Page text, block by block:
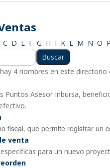
C D E F G H I K L M N O P
4 nombres en este directorio
Puntos Asesor Inbursa,
fiscal, que permite registrar un
venta
para un nuevo